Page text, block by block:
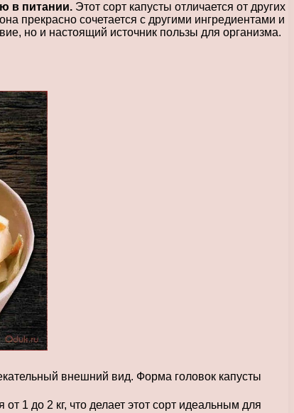
в питании. Этот сорт капусты отличается от других
прекрасно сочетается с другими ингредиентами и
но и настоящий источник пользы для организма.
внешний вид. Форма головок капусты
1 до 2 кг, что делает этот сорт идеальным для